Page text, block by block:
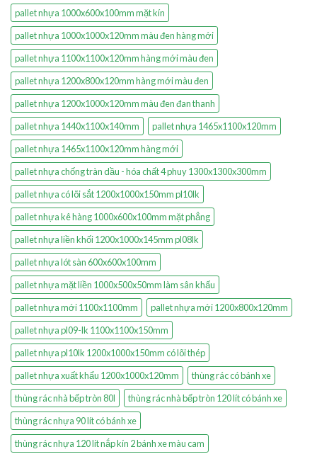
pallet nhựa 1000x600x100mm mặt kín
pallet nhựa 1000x1000x120mm màu đen hàng mới
pallet nhựa 1100x1100x120mm hàng mới màu đen
pallet nhựa 1200x800x120mm hàng mới màu đen
pallet nhựa 1200x1000x120mm màu đen đan thanh
pallet nhựa 1440x1100x140mm
pallet nhựa 1465x1100x120mm
pallet nhựa 1465x1100x120mm hàng mới
pallet nhựa chống tràn dầu - hóa chất 4 phuy 1300x1300x300mm
pallet nhựa có lõi sắt 1200x1000x150mm pl10lk
pallet nhựa kê hàng 1000x600x100mm mặt phẳng
pallet nhựa liền khối 1200x1000x145mm pl08lk
pallet nhựa lót sàn 600x600x100mm
pallet nhựa mặt liền 1000x500x50mm làm sân khấu
pallet nhựa mới 1100x1100mm
pallet nhựa mới 1200x800x120mm
pallet nhựa pl09-lk 1100x1100x150mm
pallet nhựa pl10lk 1200x1000x150mm có lõi thép
pallet nhựa xuất khẩu 1200x1000x120mm
thùng rác có bánh xe
thùng rác nhà bếp tròn 80l
thùng rác nhà bếp tròn 120 lít có bánh xe
thùng rác nhựa 90 lít có bánh xe
thùng rác nhựa 120 lít nắp kín 2 bánh xe màu cam